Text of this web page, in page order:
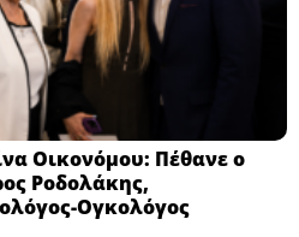
Οικονόμου: Πέθανε ο
Ροδολάκης,
Ογκολόγος